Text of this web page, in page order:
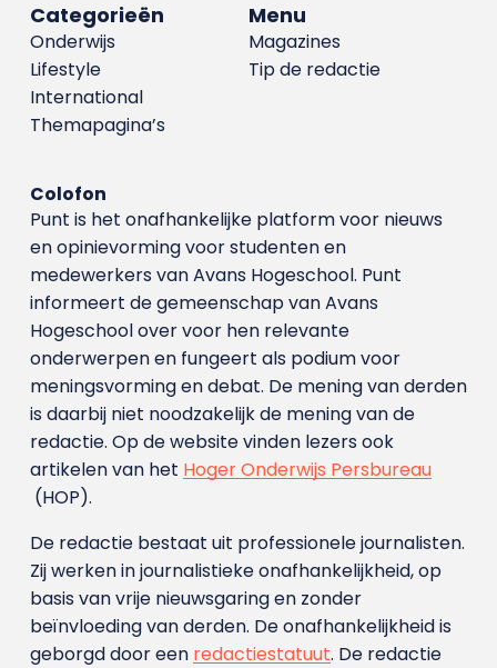
Menu
Magazines
Tip de redactie
Categorieën
Onderwijs
Lifestyle
International
Themapagina’s
Colofon
Punt is het onafhankelijke platform voor nieuws
en opinievorming voor studenten en
medewerkers van Avans Hoge­school. Punt
informeert de gemeenschap van Avans
Hogeschool over voor hen relevante
onderwerpen en fungeert als podium voor
meningsvorming en debat. De mening van derden
is daarbij niet noodzakelijk de mening van de
redactie. Op de website vinden lezers ook
artikelen van het Hoger Onderwijs Persbureau
(HOP).
De redactie bestaat uit professionele journalisten.
Zij werken in journalistieke onafhankelijkheid, op
basis van vrije nieuwsgaring en zonder
beïnvloeding van derden. De onafhankelijkheid is
geborgd door een redactiestatuut. De redactie